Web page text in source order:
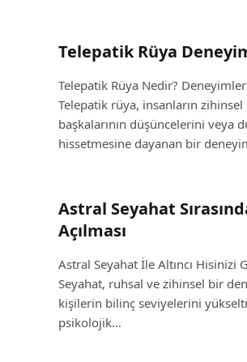
Telepatik Rüya
Telepatik Rüya Nedir?
Telepatik rüya, insanların
başkalarının düşüncelerini veya
hissetmesine dayanan bir
Astral Seyahat
Açılması
Astral Seyahat İle Altıncı Hisinizi
Seyahat, ruhsal ve zihinsel bir
kişilerin bilinç seviyelerini
psikolojik…